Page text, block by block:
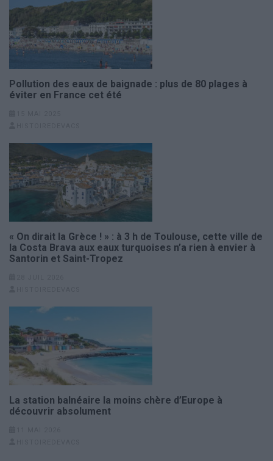
Pollution des eaux de baignade : plus de 80 plages à
éviter en France cet été
« On dirait la Grèce ! » : à 3 h de Toulouse, cette ville de
la Costa Brava aux eaux turquoises n’a rien à envier à
Santorin et Saint-Tropez
La station balnéaire la moins chère d’Europe à
découvrir absolument